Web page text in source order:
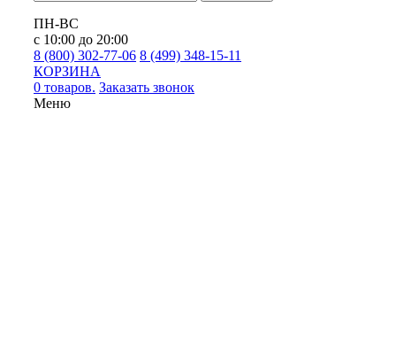
ПН-ВС
с 10:00 до 20:00
8 (800) 302-77-06 8 (499) 348-15-11
КОРЗИНА
0 товаров. Заказать звонок
Меню